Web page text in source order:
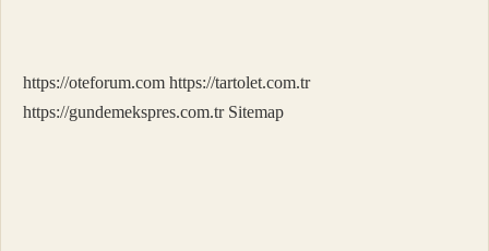
Kesilir
2024
https://oteforum.com https://tartolet.com.tr
https://gundemekspres.com.tr Sitemap